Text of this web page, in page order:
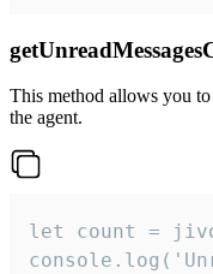
This method allows you
the agent.
let count =